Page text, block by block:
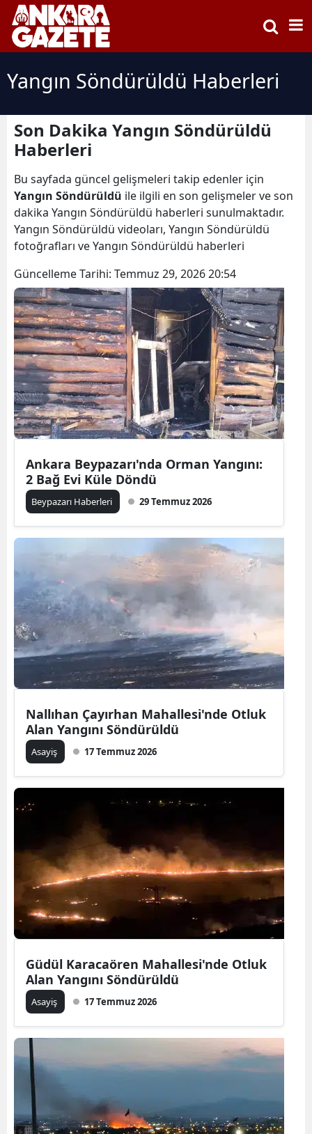
Yangın Söndürüldü Haberleri
Son Dakika Yangın Söndürüldü
Haberleri
Bu sayfada güncel gelişmeleri takip edenler için
Yangın Söndürüldü ile ilgili en son gelişmeler ve son
dakika Yangın Söndürüldü haberleri sunulmaktadır.
Yangın Söndürüldü videoları, Yangın Söndürüldü
fotoğrafları ve Yangın Söndürüldü haberleri
Güncelleme Tarihi: Temmuz 29, 2026 20:54
Ankara Beypazarı'nda Orman Yangını:
2 Bağ Evi Küle Döndü
Beypazarı Haberleri 29 Temmuz 2026
Nallıhan Çayırhan Mahallesi'nde Otluk
Alan Yangını Söndürüldü
Asayiş 17 Temmuz 2026
Güdül Karacaören Mahallesi'nde Otluk
Alan Yangını Söndürüldü
Asayiş 17 Temmuz 2026